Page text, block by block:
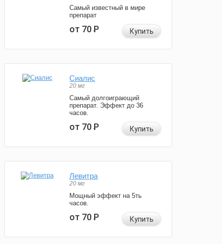
Самый известный в мире
препарат
от 70Р Купить
Сиалис
20 мг
Самый долгоиграющий
препарат. Эффект до 36
часов.
от 70Р Купить
Левитра
20 мг
Мощный эффект на 5ть
часов.
от 70Р Купить